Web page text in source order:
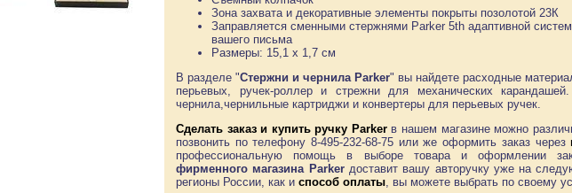
Зона захвата и декоративные элементы покрыты позолотой 23К
Заправляется сменными стержнями Parker 5th адаптивной
вашего письма
Размеры: 15,1 x 1,7 см
В разделе "Стержни и чернила Parker" вы найдете расходные
перьевых, ручек-роллер и стрежни для механических
чернила,чернильные картриджи и конвертеры для перьевых ручек.
Сделать заказ и купить ручку Parkerв нашем магазине можно
позвонить по телефону 8-495-232-68-75 или же оформить заказ через
профессиональную помощь в выборе товара и оформлении
фирменного магазина Parkerдоставит вашу авторучку уже на
регионы России, как и способ оплаты, вы можете выбрать по своему